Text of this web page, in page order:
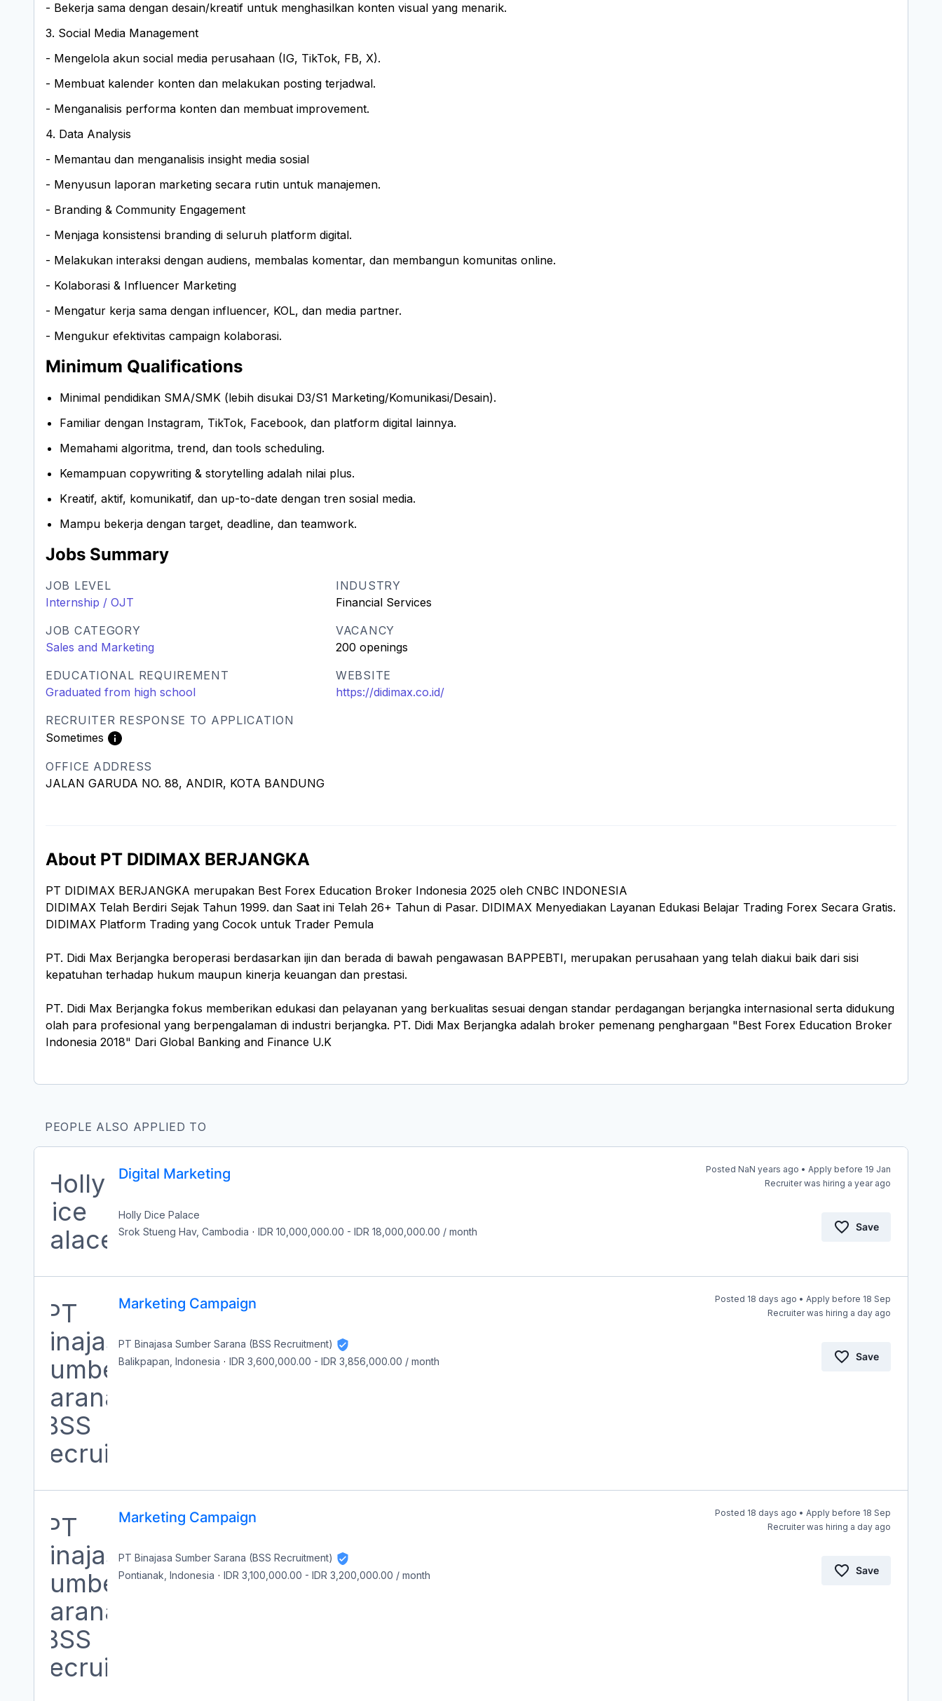
- Bekerja sama dengan desain/kreatif untuk menghasilkan konten visual yang menarik.
3. Social Media Management
- Mengelola akun social media perusahaan (IG, TikTok, FB, X).
- Membuat kalender konten dan melakukan posting terjadwal.
- Menganalisis performa konten dan membuat improvement.
4. Data Analysis
- Memantau dan menganalisis insight media sosial
- Menyusun laporan marketing secara rutin untuk manajemen.
- Branding & Community Engagement
- Menjaga konsistensi branding di seluruh platform digital.
- Melakukan interaksi dengan audiens, membalas komentar, dan membangun komunitas online.
- Kolaborasi & Influencer Marketing
- Mengatur kerja sama dengan influencer, KOL, dan media partner.
- Mengukur efektivitas campaign kolaborasi.
Minimum Qualifications
Minimal pendidikan SMA/SMK (lebih disukai D3/S1 Marketing/Komunikasi/Desain).
Familiar dengan Instagram, TikTok, Facebook, dan platform digital lainnya.
Memahami algoritma, trend, dan tools scheduling.
Kemampuan copywriting & storytelling adalah nilai plus.
Kreatif, aktif, komunikatif, dan up-to-date dengan tren sosial media.
Mampu bekerja dengan target, deadline, dan teamwork.
Jobs Summary
JOB LEVEL
Internship / OJT
JOB CATEGORY
Sales and Marketing
EDUCATIONAL REQUIREMENT
Graduated from high school
RECRUITER RESPONSE TO APPLICATION
Sometimes
OFFICE ADDRESS
JALAN GARUDA NO. 88, ANDIR, KOTA BANDUNG
INDUSTRY
Financial Services
VACANCY
200 openings
WEBSITE
https://didimax.co.id/
About PT DIDIMAX BERJANGKA
PT DIDIMAX BERJANGKA merupakan Best Forex Education Broker Indonesia 2025 oleh CNBC INDONESIA
DIDIMAX Telah Berdiri Sejak Tahun 1999. dan Saat ini Telah 26+ Tahun di Pasar. DIDIMAX Menyediakan Layanan Edukasi Belajar Trading Forex Secara Gratis.
DIDIMAX Platform Trading yang Cocok untuk Trader Pemula
PT. Didi Max Berjangka beroperasi berdasarkan ijin dan berada di bawah pengawasan BAPPEBTI, merupakan perusahaan yang telah diakui baik dari sisi
kepatuhan terhadap hukum maupun kinerja keuangan dan prestasi.
PT. Didi Max Berjangka fokus memberikan edukasi dan pelayanan yang berkualitas sesuai dengan standar perdagangan berjangka internasional serta didukung
olah para profesional yang berpengalaman di industri berjangka. PT. Didi Max Berjangka adalah broker pemenang penghargaan "Best Forex Education Broker
Indonesia 2018" Dari Global Banking and Finance U.K
PEOPLE ALSO APPLIED TO
Digital Marketing
Holly Dice Palace
Srok Stueng Hav, Cambodia · IDR 10,000,000.00 - IDR 18,000,000.00 / month
Posted NaN years ago • Apply before 19 Jan
Recruiter was hiring a year ago
Save
Marketing Campaign
PT Binajasa Sumber Sarana (BSS Recruitment)
Balikpapan, Indonesia · IDR 3,600,000.00 - IDR 3,856,000.00 / month
Posted 18 days ago • Apply before 18 Sep
Recruiter was hiring a day ago
Save
Marketing Campaign
PT Binajasa Sumber Sarana (BSS Recruitment)
Pontianak, Indonesia · IDR 3,100,000.00 - IDR 3,200,000.00 / month
Posted 18 days ago • Apply before 18 Sep
Recruiter was hiring a day ago
Save